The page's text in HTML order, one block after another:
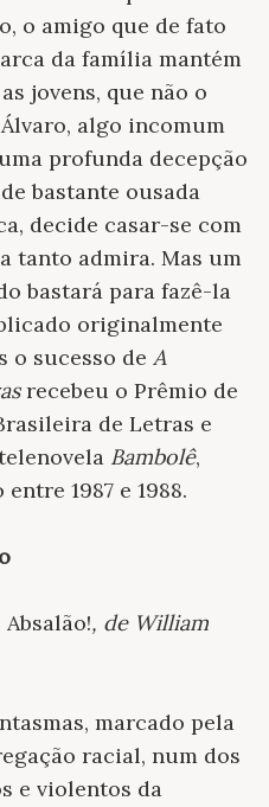
o amigo que de fato
da família mantém
jovens, que não o
algo incomum
profunda decepção
bastante ousada
decide casar-se com
tanto admira. Mas um
bastará para fazê-la
originalmente
o sucesso de A
recebeu o Prêmio de
de Letras e
Bambolê,
1987 e 1988.
, de William
marcado pela
racial, num dos
e violentos da